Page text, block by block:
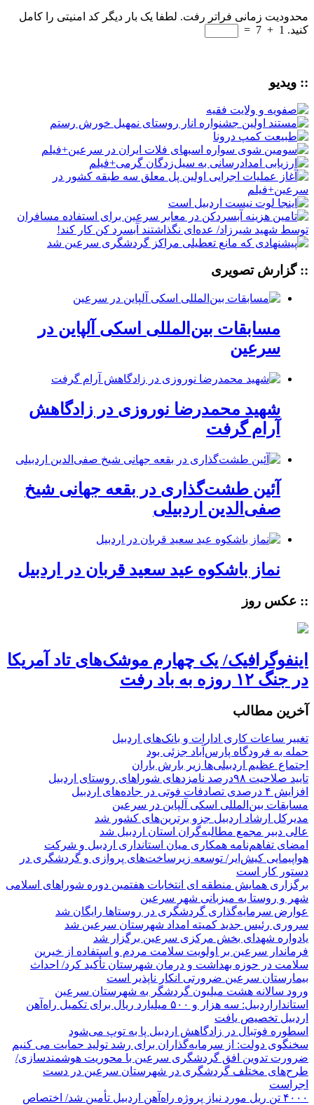
محدودیت زمانی فراتر رفت. لطفا یک بار دیگر کد امنیتی را کامل
کنید. 1
+
7
=
:: ویدیو
:: گزارش تصویری
مسابقات بین‌المللی اسکی آلپاین در
سرعین
شهید محمدرضا نوروزی در زادگاهش
آرام گرفت
آئین طشت‌گذاری در بقعه جهانی شیخ
صفی‌الدین اردبیلی
نماز باشکوه عید سعید قربان در اردبیل
:: عکس روز
اینفوگرافیک/ یک چهارم موشک‌های تاد آمریکا
در جنگ ۱۲ روزه به باد رفت
آخرین مطالب
تغییر ساعات کاری ادارات و بانک‌های اردبیل
حمله به فرودگاه پارس‌‌آباد جزئی بود
اجتماع عظیم اردبیلی‌ها زیر بارش باران
تایید صلاحیت ۹۸درصد نامزدهای شوراهای روستای اردبیل
افزایش ۴ درصدی تصادفات فوتی در جاده‌های اردبیل
مسابقات بین‌المللی اسکی آلپاین در سرعین
مدیرکل ارشاد اردبیل جزو برترین‌های کشور شد
عالی دبیر مجمع مطالبه‌گران استان اردبیل شد
امضای تفاهم‌نامه همکاری میان استانداری اردبیل و شرکت
هواپیمایی کیش‌ایر/ توسعه زیرساخت‌های پروازی و گردشگری در
دستور کار است
برگزاری همایش منطقه ای انتخابات هفتمین دوره شوراهای اسلامی
شهر و روستا به میزبانی شهر سرعین
عوارض سرمایه‌گذاری گردشگری در روستاها رایگان شد
سروری رئیس جدید کمیته امداد شهرستان سرعین شد
یادواره شهدای بخش مرکزی سرعین برگزار شد
فرماندار سرعین بر اولویت سلامت مردم و استفاده از خیرین
سلامت در حوزه بهداشت و درمان شهرستان تأکید کرد/ احداث
بیمارستان سرعین ضرورتی انکار ناپذیر است
ورود سالانه هشت میلیون گردشگر به شهرستان سرعین
استانداراردبیل: سه هزار و ۵۰۰ میلیارد ریال برای تکمیل راه‌آهن
اردبیل تخصیص یافت
اسطوره فوتبال در زادگاهش اردبیل پا به توپ می‌شود
سخنگوی دولت: از سرمایه‌گذاران برای رشد تولید حمایت می کنیم
ضرورت تدوین افق گردشگری سرعین با محوریت هوشمندسازی/
طرح‌های مختلف گردشگری در شهرستان سرعین در دست
اجراست
۴۰۰۰ تن ریل مورد نیاز پروژه راه‌آهن اردبیل تأمین شد/ اختصاص